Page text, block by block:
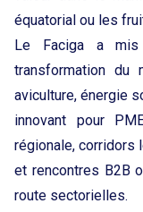
équatorial ou les
Le Faciga a
transformation du
aviculture, énergie
innovant pour
régionale, corridors
et rencontres B2B
route sectorielles.